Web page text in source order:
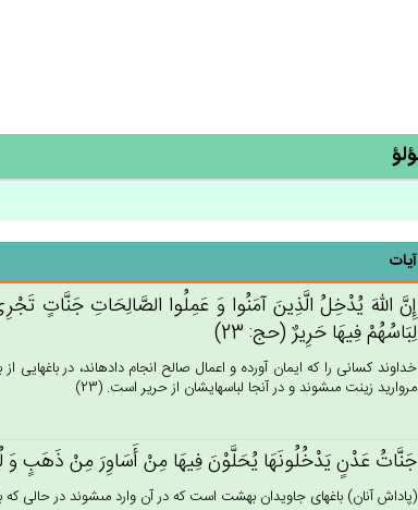
آیات
إِن‌َّ الله‌َ يُدْخِل‌ُ الَّذِين‌َ آمَنُوا وَ عَمِلُوا الصَّالِحَات‌ِ جَنَّات‌ٍ
لِبَاسُهُم‌ْ فِيهَا حَرِيرٌ (حج: 23)
خداوند كسانى را كه ايمان آورده و اعمال صالح انجام داده‏اند، در
مرواريد زينت مى‏شوند و در آنجا لباسهايشان از حرير است. (23)
جَنَّات‌ُ عَدْن‌ٍ يَدْخُلُونَهَا يُحَلَّوْن‌َ فِيهَا مِن‌ْ أَسَاوِرَ مِنْ‌ ذَهَب‌ٍ وَ
(پاداش آنان) باغهاى جاويدان بهشت است كه در آن وارد مى‏شوند در حالى كه با